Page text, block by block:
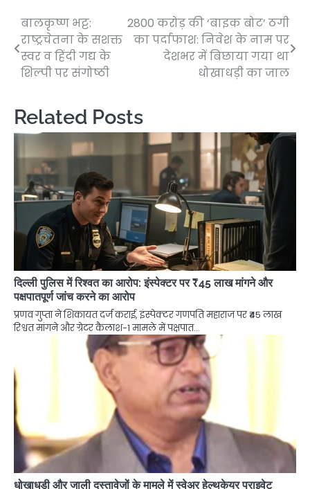
Post
navigation
बालकृष्ण भट्ट:
राष्ट्रचेतना के सशक्त
स्वर व हिंदी गद्य के
शिल्पी पर संगोष्ठी
2800 करोड़ की ‘बाइक बोट’ ठगी
का पर्दाफाश: निवेश के नाम पर
देशभर में बिछाया गया था
धोखाधड़ी का जाल
Related Posts
दिल्ली पुलिस में रिश्वत का आरोप: इंस्पेक्टर पर ₹45 लाख मांगने और
पक्षपातपूर्ण जांच करने का आरोप
प्रणव गुप्ता ने शिकायत दर्ज कराई, इंस्पेक्टर गणपति महाराज पर ₹45 लाख
रिश्वत मांगने और ग्रेटर कैलाश-1 मामले में पक्षपात…
धोखाधड़ी और जाली दस्तावेजों के मामले में स्वेअर हेल्थकेयर प्राइवेट